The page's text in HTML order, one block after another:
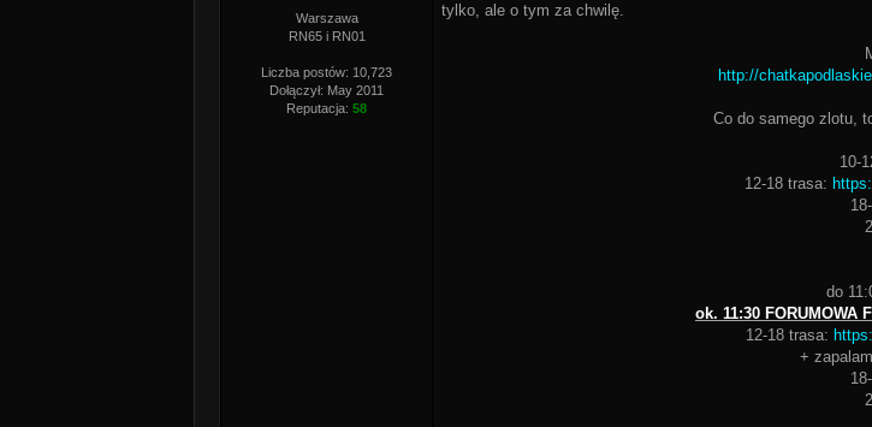
Warszawa
RN65 i RN01
Liczba postów: 10,723
Dołączył: May 2011
Reputacja: 58
tylko, ale o tym za chwilę.
http://
Co do samego zlotu,
10-
12-18 trasa:
do
ok. 11:30 FORUMOWA
12-18 trasa:
+